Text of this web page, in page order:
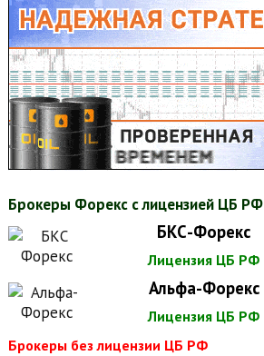
Брокеры Форекс с лицензией ЦБ РФ
БКС-Форекс
Лицензия ЦБ РФ
Альфа-Форекс
Лицензия ЦБ РФ
Брокеры без лицензии ЦБ РФ